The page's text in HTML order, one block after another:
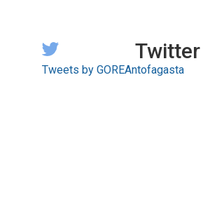
Twitter
Tweets by GOREAntofagasta